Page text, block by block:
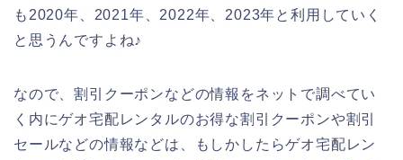
も2020年、2021年、2022年、2023年と利用していく
と思うんですよね♪
なので、割引クーポンなどの情報をネットで調べてい
く内にゲオ宅配レンタルのお得な割引クーポンや割引
セールなどの情報などは、もしかしたらゲオ宅配レン